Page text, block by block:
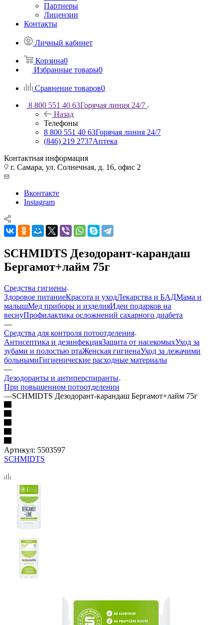
Партнеры
Лицензии
Контакты
Личный кабинет
Корзина0
Избранные товары0
Сравнение товаров0
8 800 551 40 63Горячая линия 24/7
Назад
Телефоны
8 800 551 40 63Горячая линия 24/7
(846) 219 2737Аптека
Контактная информация
г. Самара, ул. Солнечная, д. 16, офис 2
Вконтакте
Instagram
SCHMIDTS Дезодорант-карандаш
Бергамот+лайм 75г
Средства гигиены
Здоровое питаниеКрасота и уходЛекарства и БАДМама и
малышМед приборы и изделияИдеи подарков на
веснуПрофилактика осложнений сахарного диабета
—
Средства для контроля потоотделения
Антисептика и дезинфекцияЗащита от насекомыхУход за
зубами и полостью ртаЖенская гигиенаУход за лежачими
больнымиГигиенические расходные материалы
—
Дезодоранты и антиперспиранты
При повышенном потоотделении
—SCHMIDTS Дезодорант-карандаш Бергамот+лайм 75г
Артикул: 5503597
SCHMIDTS